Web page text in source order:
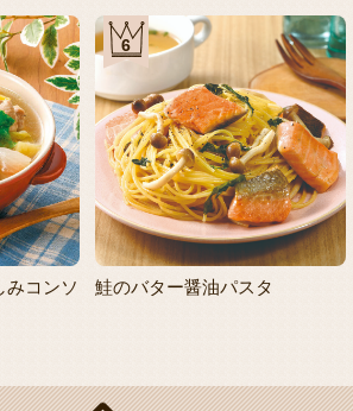
みコンソ
6
鮭のバター醤油パスタ